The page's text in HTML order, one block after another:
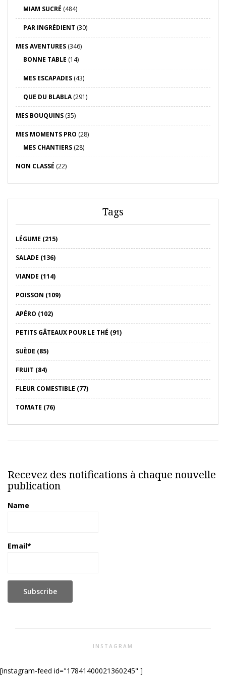
MIAM SUCRÉ (484)
PAR INGRÉDIENT (30)
MES AVENTURES (346)
BONNE TABLE (14)
MES ESCAPADES (43)
QUE DU BLABLA(291)
MES BOUQUINS (35)
MES MOMENTS PRO (28)
MES CHANTIERS (28)
NON CLASSÉ (22)
Tags
LÉGUME (215)
SALADE (136)
VIANDE (114)
POISSON (109)
APÉRO (102)
PETITS GÂTEAUX POUR LE THÉ (91)
SUÈDE (85)
FRUIT (84)
FLEUR COMESTIBLE (77)
TOMATE (76)
Recevez des notifications à chaque nouvelle
publication
Name
Email*
INSTAGRAM
[instagram-feed id="17841400021360245" ]